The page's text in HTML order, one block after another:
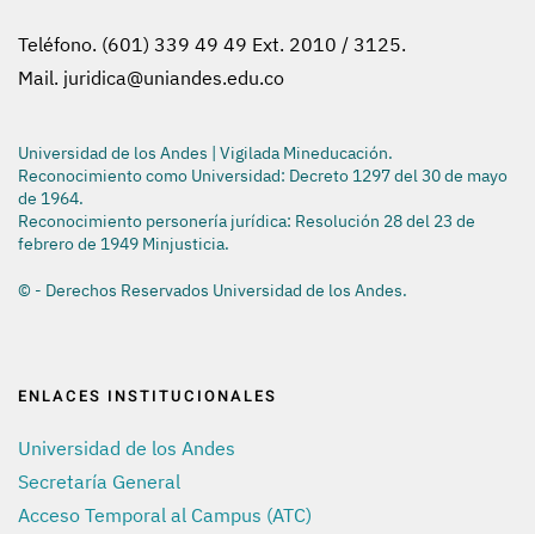
Teléfono. (601) 339 49 49 Ext. 2010 / 3125.
Mail. juridica@uniandes.edu.co
Universidad de los Andes | Vigilada Mineducación.
Reconocimiento como Universidad: Decreto 1297 del 30 de mayo
de 1964.
Reconocimiento personería jurídica: Resolución 28 del 23 de
febrero de 1949 Minjusticia.
© - Derechos Reservados Universidad de los Andes.
ENLACES INSTITUCIONALES
Universidad de los Andes
Secretaría General
Acceso Temporal al Campus (ATC)